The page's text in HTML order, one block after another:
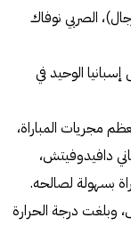
للتنس (فردي رجال)، الصربي نوفاك
الوحيد في
مجريات المباراة،
دافيدوفيتش،
وبلغت درجة الحرارة